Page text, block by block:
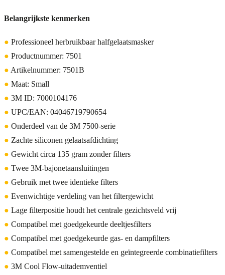
Belangrijkste kenmerken
● Professioneel herbruikbaar halfgelaatsmasker
● Productnummer: 7501
● Artikelnummer: 7501B
● Maat: Small
● 3M ID: 7000104176
● UPC/EAN: 04046719790654
● Onderdeel van de 3M 7500-serie
● Zachte siliconen gelaatsafdichting
● Gewicht circa 135 gram zonder filters
● Twee 3M-bajonetaansluitingen
● Gebruik met twee identieke filters
● Evenwichtige verdeling van het filtergewicht
● Lage filterpositie houdt het centrale gezichtsveld vrij
● Compatibel met goedgekeurde deeltjesfilters
● Compatibel met goedgekeurde gas- en dampfilters
● Compatibel met samengestelde en geïntegreerde combinatiefilters
● 3M Cool Flow-uitademventiel